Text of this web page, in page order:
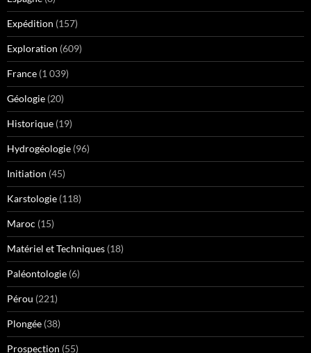
Expédition (157)
Exploration (609)
France (1 039)
Géologie (20)
Historique (19)
Hydrogéologie (96)
Initiation (45)
Karstologie (118)
Maroc (15)
Matériel et Techniques (18)
Paléontologie (6)
Pérou (221)
Plongée (38)
Prospection (55)